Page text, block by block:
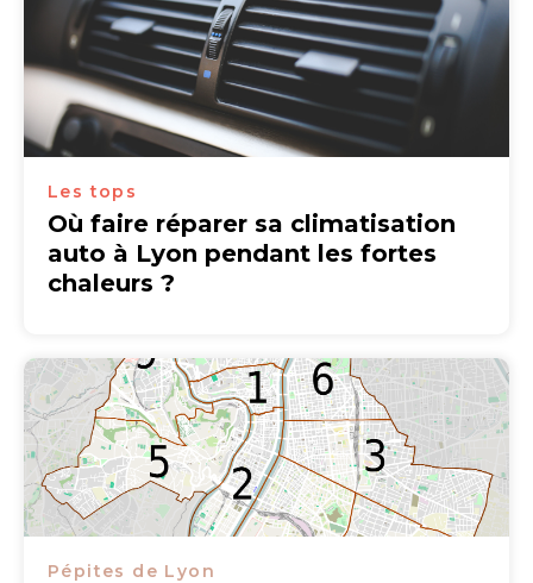
Les tops
Où faire réparer sa climatisation
auto à Lyon pendant les fortes
chaleurs ?
Pépites de Lyon